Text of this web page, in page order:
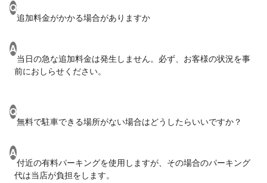
Q
追加料金がかかる場合がありますか
A
当日の急な追加料金は発生しません。必ず、お客様の状況を事
前におしらせください。
Q
無料で駐車できる場所がない場合はどうしたらいいですか？
A
付近の有料パーキングを使用しますが、その場合のパーキング
代は当店が負担をします。